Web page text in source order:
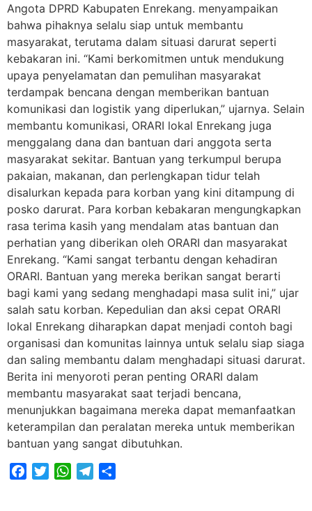
Angota DPRD Kabupaten Enrekang. menyampaikan
bahwa pihaknya selalu siap untuk membantu
masyarakat, terutama dalam situasi darurat seperti
kebakaran ini. “Kami berkomitmen untuk mendukung
upaya penyelamatan dan pemulihan masyarakat
terdampak bencana dengan memberikan bantuan
komunikasi dan logistik yang diperlukan,” ujarnya. Selain
membantu komunikasi, ORARI lokal Enrekang juga
menggalang dana dan bantuan dari anggota serta
masyarakat sekitar. Bantuan yang terkumpul berupa
pakaian, makanan, dan perlengkapan tidur telah
disalurkan kepada para korban yang kini ditampung di
posko darurat. Para korban kebakaran mengungkapkan
rasa terima kasih yang mendalam atas bantuan dan
perhatian yang diberikan oleh ORARI dan masyarakat
Enrekang. “Kami sangat terbantu dengan kehadiran
ORARI. Bantuan yang mereka berikan sangat berarti
bagi kami yang sedang menghadapi masa sulit ini,” ujar
salah satu korban. Kepedulian dan aksi cepat ORARI
lokal Enrekang diharapkan dapat menjadi contoh bagi
organisasi dan komunitas lainnya untuk selalu siap siaga
dan saling membantu dalam menghadapi situasi darurat.
Berita ini menyoroti peran penting ORARI dalam
membantu masyarakat saat terjadi bencana,
menunjukkan bagaimana mereka dapat memanfaatkan
keterampilan dan peralatan mereka untuk memberikan
bantuan yang sangat dibutuhkan.
FacebookTwitterWhatsAppTelegram